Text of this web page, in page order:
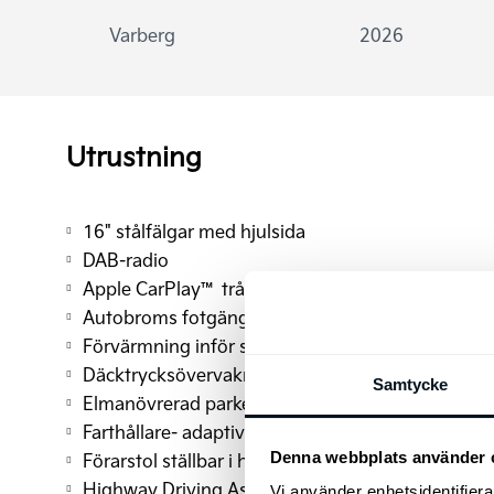
Samtycke
Denna webbplats använder
Varberg 2026
Utrustning
16" stålfälgar med hjulsida
DAB-radio
Apple CarPlay™ trådlös
Autobroms fotgängare
Förvärmning inför snabbladdning
Däcktrycksövervakning
Elmanövrerad parkeringsbroms
Farthållare- adaptiv med stop & go
Förarstol ställbar i höjdled